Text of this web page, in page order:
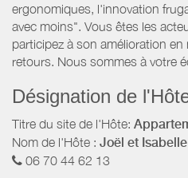
ergonomiques, l'innovation
avec moins". Vous êtes les
participez à son amélioration
retours. Nous sommes à votre
Désignation de
Titre du site de l'Hôte:
Nom de l'Hôte : Joël et
06 70 44 62 13